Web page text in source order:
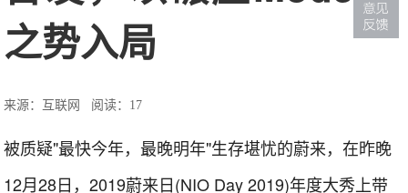
之势入局
来源：互联网 阅读：17
被质疑"最快今年，最晚明年"生存堪忧的蔚来，在昨晚
12月28日，2019蔚来日(NIO Day 2019)年度大秀上带